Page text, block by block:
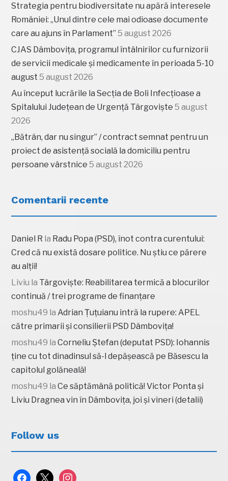
Strategia pentru biodiversitate nu apără interesele
României: „Unul dintre cele mai odioase documente
care au ajuns în Parlament” 5 august 2026
CJAS Dâmbovița, programul întâlnirilor cu furnizorii
de servicii medicale și medicamente în perioada 5-10
august 5 august 2026
Au început lucrările la Secția de Boli Infecțioase a
Spitalului Județean de Urgență Târgoviște 5 august
2026
„Bătrân, dar nu singur” / contract semnat pentru un
proiect de asistență socială la domiciliu pentru
persoane vârstnice 5 august 2026
Comentarii recente
Daniel R la Radu Popa (PSD), înot contra curentului:
Cred că nu există dosare politice. Nu știu ce părere
au alții!
Liviu la Târgoviște: Reabilitarea termică a blocurilor
continuă / trei programe de finanțare
moshu49 la Adrian Țuțuianu intră la rupere: APEL
către primarii și consilierii PSD Dâmbovița!
moshu49 laCorneliu Ștefan (deputat PSD): Iohannis
ține cu tot dinadinsul să-l depășească pe Băsescu la
capitolul golăneală!
moshu49 laCe săptămână politică! Victor Ponta și
Liviu Dragnea vin în Dâmbovița, joi și vineri (detalii)
Follow us
facebook
x instagram